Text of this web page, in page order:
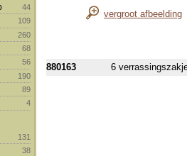
44
109
260
68
56
190
89
4
131
38
vergroot afbeelding
880163 6